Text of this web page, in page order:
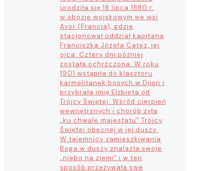
urodziła się 18 lipca 1880 r.
w obozie wojskowym we wsi
Avor (Francja), gdzie
stacjonował oddział kapitana
Franciszka Józefa Catez, jej
ojca. Cztery dni później
została ochrzczona. W roku
1901 wstąpiła do klasztoru
karmelitanek bosych w Dijon i
przybrała imię Elżbieta od
Trójcy Świętej. Wśród cierpień
wewnętrznych i chorób żyła
„ku chwale majestatu” Trójcy
Świętej obecnej w jej duszy.
W tajemnicy zamieszkiwania
Boga w duszy znalazła swoje
„niebo na ziemi” i w ten
sposób przeżywała swe